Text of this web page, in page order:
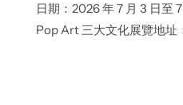
日期：2026 年 7 月 3 日至
Pop Art 三大文化展覽地址